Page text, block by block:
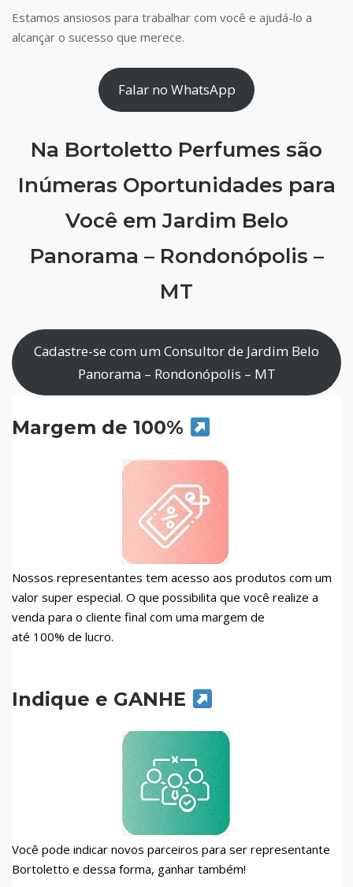
Estamos ansiosos para trabalhar com você e ajudá-lo a
alcançar o sucesso que merece.
Falar no WhatsApp
Na Bortoletto Perfumes são
Inúmeras Oportunidades para
Você em Jardim Belo
Panorama – Rondonópolis –
MT
Cadastre-se com um Consultor de Jardim Belo
Panorama – Rondonópolis – MT
Margem de 100%
Nossos representantes tem acesso aos produtos com um
valor super especial. O que possibilita que você realize a
venda para o cliente final com uma margem de
até 100% de lucro.
Indique e GANHE
Você pode indicar novos parceiros para ser representante
Bortoletto e dessa forma, ganhar também!